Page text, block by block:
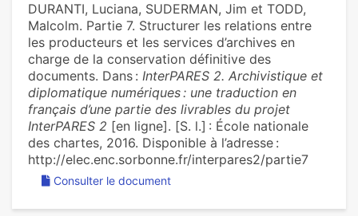
DURANTI, Luciana, SUDERMAN, Jim et TODD,
Malcolm. Partie 7. Structurer les relations entre
les producteurs et les services d’archives en
charge de la conservation définitive des
documents. Dans : InterPARES 2. Archivistique et
diplomatique numériques : une traduction en
français d’une partie des livrables du projet
InterPARES 2 [en ligne]. [S. l.] : École nationale
des chartes, 2016. Disponible à l’adresse :
http://elec.enc.sorbonne.fr/interpares2/partie7
Consulter le document